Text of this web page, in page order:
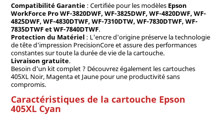
Compatibilité Garantie: Certifiée pour les modèles Epson
WorkForce Pro WF-3820DWF, WF-3825DWF, WF-4820DWF, WF-
4825DWF, WF-4830DTWF, WF-7310DTW, WF-7830DTWF, WF-
7835DTWF et WF-7840DTWF.
Protection du Matériel : L'encre d'origine préserve la technologie
de tête d'impression PrecisionCore et assure des performances
constantes sur toute la durée de vie de la cartouche.
Livraison gratuite.
Besoin d'un kit complet ? Découvrez également les cartouches
405XL Noir, Magenta et Jaune pour une productivité sans
compromis.
Caractéristiques de la cartouche Epson
405XL Cyan